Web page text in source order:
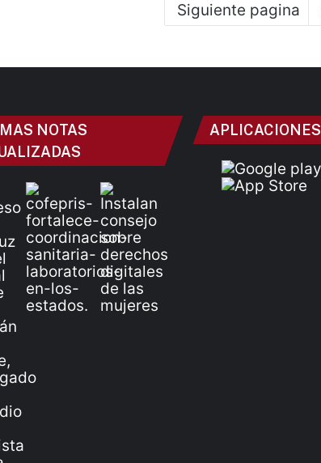
Siguiente pagina
NOTAS
APLICACIONES